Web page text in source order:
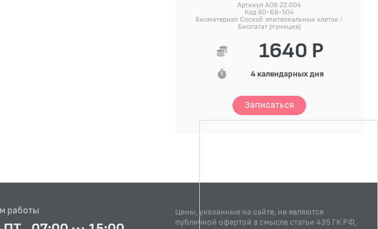
Артикул A08.22.004
Код 90-69-504
Биоматериал Соскоб эпителиальных клеток /
Биопатат (пункция)
1640 Р
4 календарных дня
Записаться
работы
Цены, указанные на сайте, не являются
публичной офертой в смысле статьи 435 ГК.РФ,